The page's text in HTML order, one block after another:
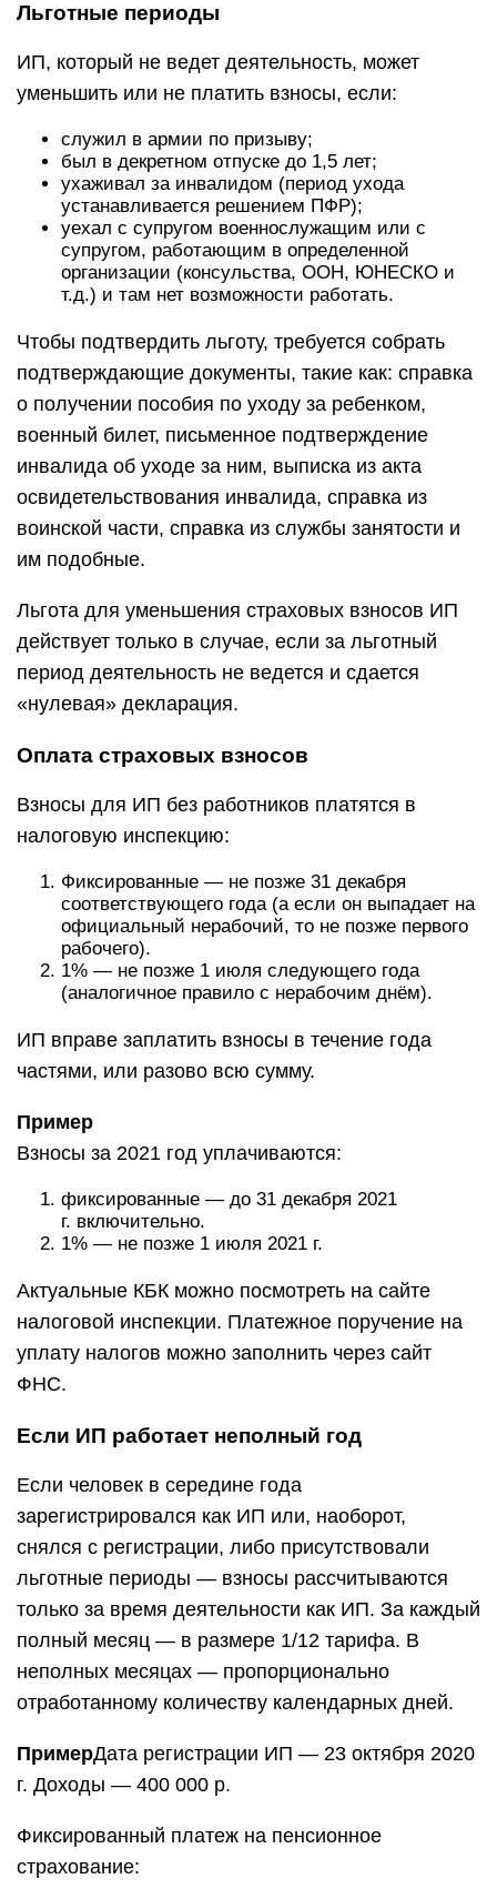
Льготные периоды
ИП, который не ведет деятельность, может
уменьшить или не платить взносы, если:
служил в армии по призыву;
был в декретном отпуске до 1,5 лет;
ухаживал за инвалидом (период ухода
устанавливается решением ПФР);
уехал с супругом военнослужащим или с
супругом, работающим в определенной
организации (консульства, ООН, ЮНЕСКО и
т.д.) и там нет возможности работать.
Чтобы подтвердить льготу, требуется собрать
подтверждающие документы, такие как: справка
о получении пособия по уходу за ребенком,
военный билет, письменное подтверждение
инвалида об уходе за ним, выписка из акта
освидетельствования инвалида, справка из
воинской части, справка из службы занятости и
им подобные.
Льгота для уменьшения страховых взносов ИП
действует только в случае, если за льготный
период деятельность не ведется и сдается
«нулевая» декларация.
Оплата страховых взносов
Взносы для ИП без работников платятся в
налоговую инспекцию:
Фиксированные — не позже 31 декабря
соответствующего года (а если он выпадает на
официальный нерабочий, то не позже первого
рабочего).
1% — не позже 1 июля следующего года
(аналогичное правило с нерабочим днём).
ИП вправе заплатить взносы в течение года
частями, или разово всю сумму.
Пример
Взносы за 2021 год уплачиваются:
фиксированные — до 31 декабря 2021
г. включительно.
1% — не позже 1 июля 2021 г.
Актуальные КБК можно посмотреть на сайте
налоговой инспекции. Платежное поручение на
уплату налогов можно заполнить через сайт
ФНС.
Если ИП работает неполный год
Если человек в середине года
зарегистрировался как ИП или, наоборот,
снялся с регистрации, либо присутствовали
льготные периоды — взносы рассчитываются
только за время деятельности как ИП. За каждый
полный месяц — в размере 1/12 тарифа. В
неполных месяцах — пропорционально
отработанному количеству календарных дней.
ПримерДата регистрации ИП — 23 октября 2020
г. Доходы — 400 000 р.
Фиксированный платеж на пенсионное
страхование: